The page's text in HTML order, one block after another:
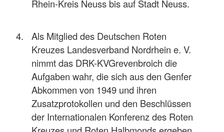
Rhein-Kreis Neuss bis auf Stadt Neuss.
Als Mitglied des Deutschen Roten
Kreuzes Landesverband Nordrhein e. V.
nimmt das DRK-KVGrevenbroich die
Aufgaben wahr, die sich aus den Genfer
Abkommen von 1949 und ihren
Zusatzprotokollen und den Beschlüssen
der Internationalen Konferenz des Roten